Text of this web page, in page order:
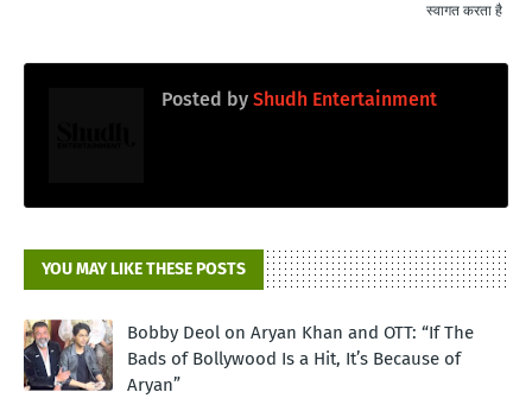
स्वागत करता है
Posted by Shudh Entertainment
YOU MAY LIKE THESE POSTS
Bobby Deol on Aryan Khan and OTT: “If The
Bads of Bollywood Is a Hit, It’s Because of
Aryan”